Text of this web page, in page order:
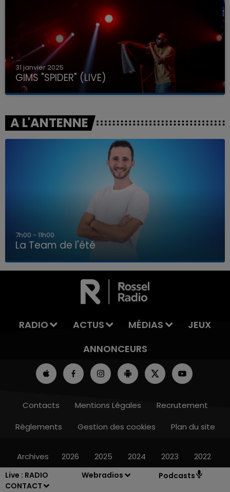
Live : RADIO
CONTACT
Webradios Podcasts
LA TEAM DE L'ÉTÉ
31 janvier 2025
GIMS "SPIDER" (LIVE)
A L'ANTENNE
7h00 - 11h00
La Team de l'été
RADIO ACTUS MÉDIAS
JEUX
ANNONCEURS
Contacts Mentions Légales
Recrutement
Règlements
Gestion des cookies Plan du site
Archives 2026 2025 2024 2023 2022